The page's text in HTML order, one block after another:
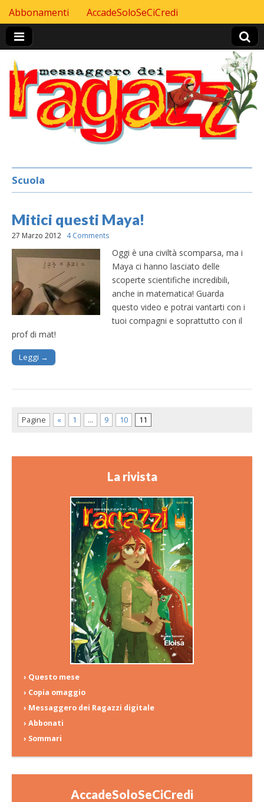
Header Top menu
Skip to content
Abbonamenti AccadeSoloSeCiCredi
Scuola
Mitici questi Maya!
27 Marzo 2012 4 Comments
Oggi è una civiltà scomparsa, ma i
Maya ci hanno lasciato delle
scoperte scientifiche incredibili,
anche in matematica! Guarda
questo video e potrai vantarti con i
tuoi compagni e soprattutto con il
prof di mat!
Leggi →
Pagine « 1 … 9 10 11
La rivista
› Questo mese
› Copia omaggio
› Messaggero dei Ragazzi digitale
› Abbonati
› Sommari
AccadeSoloSeCiCredi